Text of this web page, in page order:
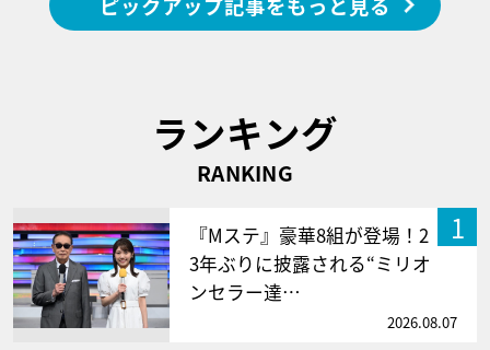
ランキング
RANKING
1
『Mステ』豪華8組が登場！2
3年ぶりに披露される“ミリオ
ンセラー達…
2026.08.07